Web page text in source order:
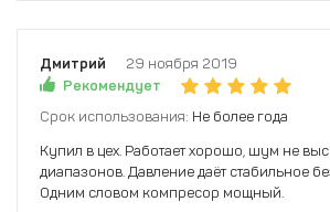
Дмитрий
29 ноября 2019
Рекомендует
Срок использования: Не более года
Купил в цех. Работает хорошо, шум не
диапазонов. Давление даёт стабильное
Одним словом компресор мощный.